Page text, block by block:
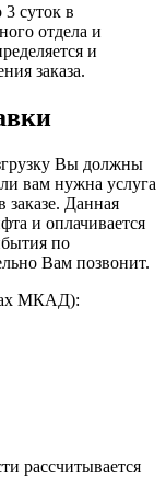
суток в
отдела и
и
заказа.
Вы должны
вам нужна услуга
заказе. Данная
и оплачивается
по
Вам позвонит.
МКАД):
рассчитывается